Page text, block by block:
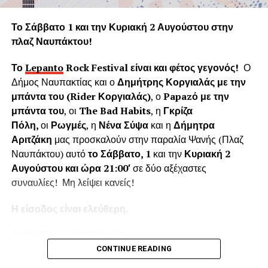
Η «Εφορεία Αρχαιοτήτων Αιτωλοακαρνανίας και
Λευκάδας» υποστηρίζει ψευδώς ότι τα δέντρα που
κόπηκαν δημιουργούσαν προβλήματα στο τείχος του
ενετικού κάστρου. Όμως τα δέντρα του κάστρου
προέρχονται από τις δεντροφυτεύσεις που έγιναν
νομίμως από το 1914 έως το 1939 (έγκριση από το
Υπουργείο Εσωτερικών και κατόπιν από το Υπουργείο
Γεωργίας υπό την γραμματεία του Ιωάννη Μπρικόλα) και
βρίσκονται σε απόσταση ασφαλείας από τα τείχη.
Συνεπώς πολλά από τα δέντρα έχουν ηλικία άνω των 100
ετών χωρίς να έχει αναφερθεί κάποιο πρόβλημα στη
στατικότητα των τειχών που να οφείλεται στην πλήρη
ανάπτυξη του ριζικού συστήματος. Το Δασαρχείο
Ναυπάκτου βεβαιώνει ότι δεν υπάρχει σχετική μελέτη ούτε
Επίσης εντός του κάστρου υπάρχει σύγχρονο σύστημα
πυροπροστασίας το οποίο μπορεί να το προστατέψει από
Το Σάββατο 1 και την Κυριακή 2 Αυγούστου στην
πλαζ Ναυπάκτου!
ΤοLepantoRockFestivalείναι και φέτος γεγονός! Ο
Δήμος Ναυπακτίας και οΔημήτρης Κοργιαλάς με την
μπάντα του (RiderΚοργιαλάς), οPapazό με την
μπάντα του, οι The Bad Habits, η Γκρίζα
Πόλη,οι Ρωγμές, η Νένα Σύψακαι η Δήμητρα
Αριτζάκη μας προσκαλούν στην παραλία Ψανής (Πλαζ
Ναυπάκτου) αυτότο Σάββατο, 1 και τηνΚυριακή 2
Αυγούστου και ώρα 21:00′σε δύο αξέχαστες
συναυλίες! Μη λείψει κανείς!
Η είσοδος είναι ελεύθερη.
Δημήτρης Κοργιαλάςείναι
CONTINUE READING